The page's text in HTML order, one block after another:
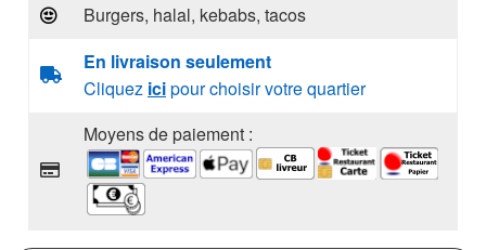
Burgers, halal, kebabs, tacos
En livraison seulement
Cliquez icipour choisir votre quartier
Moyens de paiement :